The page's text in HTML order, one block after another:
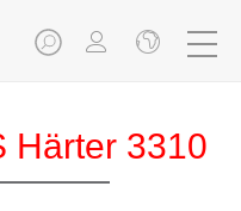
Härter 3310